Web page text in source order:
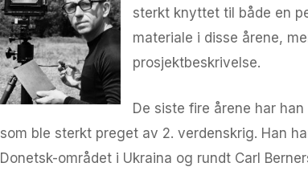
sterkt knyttet til både en
materiale i disse årene,
prosjektbeskrivelse.
De siste fire årene har
som ble sterkt preget av 2. verdenskrig. Han
Donetsk-området i Ukraina og rundt Carl